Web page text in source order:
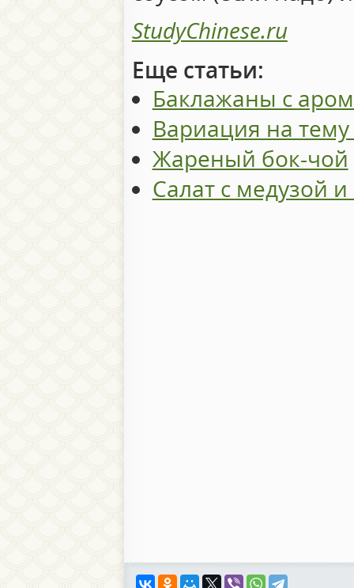
StudyChinese.ru
Еще статьи:
Баклажаны с
Вариация на
Жареный бок-чой
Салат с медузой